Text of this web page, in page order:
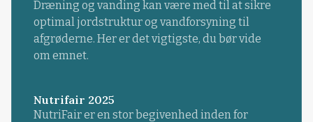
Dræning og vanding kan være med til at sikre
optimal jordstruktur og vandforsyning til
afgrøderne. Her er det vigtigste, du bør vide
om emnet.
Nutrifair 2025
NutriFair er en stor begivenhed inden for